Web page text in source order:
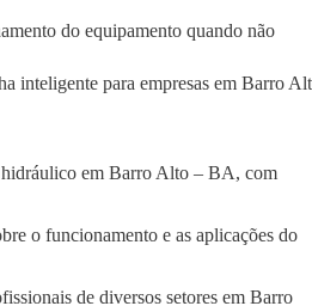
do equipamento quando não
inteligente para empresas em Barro
hidráulico em Barro Alto – BA, com
o funcionamento e as aplicações do
de diversos setores em Barro